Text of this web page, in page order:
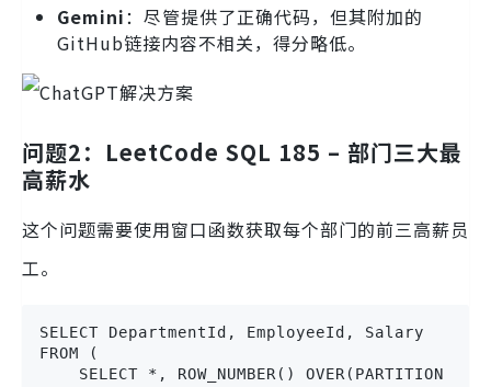
Gemini：尽管提供了正确代码，但其附加的
GitHub链接内容不相关，得分略低。
问题2：LeetCode SQL 185 – 部门三大最
高薪水
这个问题需要使用窗口函数获取每个部门的前三高薪员
工。
SELECT DepartmentId, EmployeeId, Salary
FROM (
SELECT *, ROW_NUMBER() OVER(PARTITION BY